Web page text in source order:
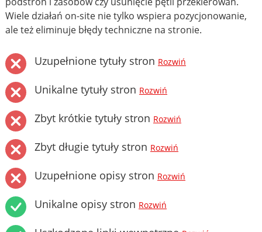
Wiele działań on-site nie tylko wspiera pozycjonowanie,
ale też eliminuje błędy techniczne na stronie.
Uzupełnione tytuły stron Rozwiń
Unikalne tytuły stron Rozwiń
Zbyt krótkie tytuły stron Rozwiń
Zbyt długie tytuły stron Rozwiń
Uzupełnione opisy stron Rozwiń
Unikalne opisy stron Rozwiń